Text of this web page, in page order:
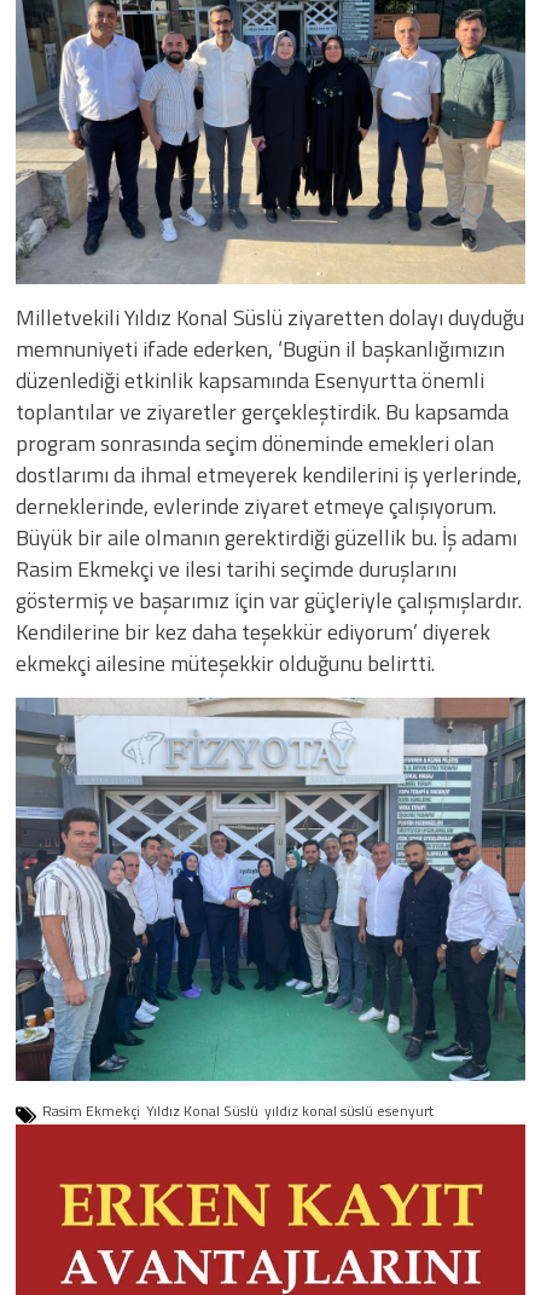
Milletvekili Yıldız Konal Süslü ziyaretten dolayı duyduğu
memnuniyeti ifade ederken, ‘Bugün il başkanlığımızın
düzenlediği etkinlik kapsamında Esenyurtta önemli
toplantılar ve ziyaretler gerçekleştirdik. Bu kapsamda
program sonrasında seçim döneminde emekleri olan
dostlarımı da ihmal etmeyerek kendilerini iş yerlerinde,
derneklerinde, evlerinde ziyaret etmeye çalışıyorum.
Büyük bir aile olmanın gerektirdiği güzellik bu. İş adamı
Rasim Ekmekçi ve ilesi tarihi seçimde duruşlarını
göstermiş ve başarımız için var güçleriyle çalışmışlardır.
Kendilerine bir kez daha teşekkür ediyorum’ diyerek
ekmekçi ailesine müteşekkir olduğunu belirtti.
Rasim Ekmekçi Yıldız Konal Süslü yıldız konal süslü esenyurt